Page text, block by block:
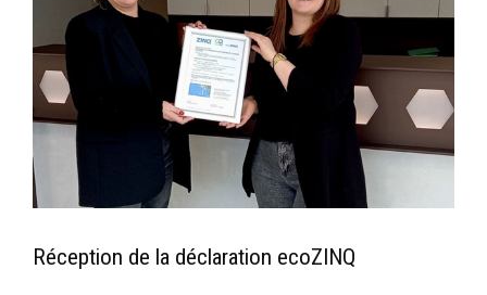
Réception de la déclaration ecoZINQ